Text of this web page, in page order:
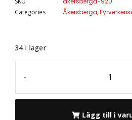
Categories
Åkersberga,
34 i lager
-
Lägg till i